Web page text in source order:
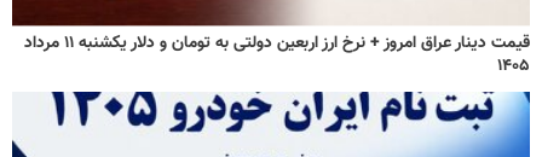
قیمت دینار عراق امروز + نرخ ارز اربعین دولتی به تومان و دلار یکشنبه ۱۱ مرداد
۱۴۰۵